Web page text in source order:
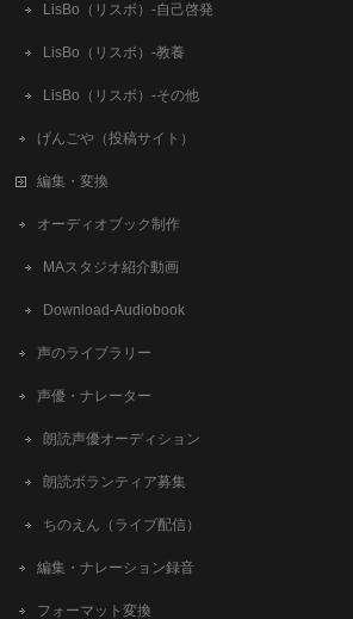
LisBo（リスボ）-自己啓発
LisBo（リスボ）-教養
LisBo（リスボ）-その他
げんごや（投稿サイト）
編集・変換
オーディオブック制作
MAスタジオ紹介動画
Download-Audiobook
声のライブラリー
声優・ナレーター
朗読声優オーディション
朗読ボランティア募集
ちのえん（ライブ配信）
編集・ナレーション録音
フォーマット変換